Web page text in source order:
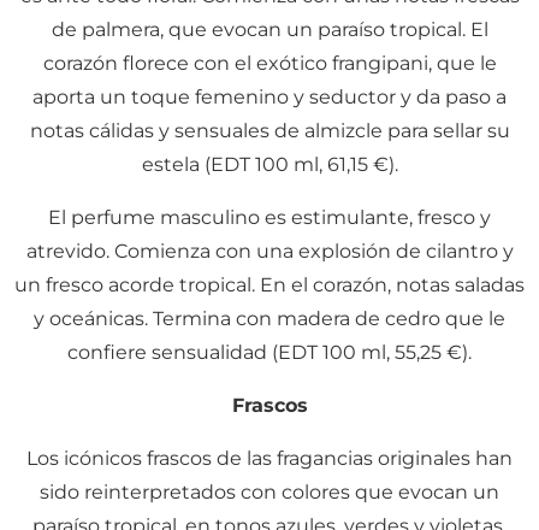
de palmera, que evocan un paraíso tropical. El
corazón florece con el exótico frangipani, que le
aporta un toque femenino y seductor y da paso a
notas cálidas y sensuales de almizcle para sellar su
estela (EDT 100 ml, 61,15 €).
El perfume masculino es estimulante, fresco y
atrevido. Comienza con una explosión de cilantro y
un fresco acorde tropical. En el corazón, notas saladas
y oceánicas. Termina con madera de cedro que le
confiere sensualidad (EDT 100 ml, 55,25 €).
Frascos
Los icónicos frascos de las fragancias originales han
sido reinterpretados con colores que evocan un